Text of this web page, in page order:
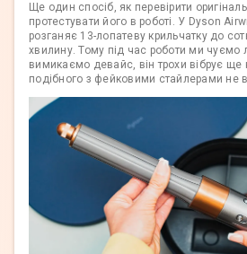
Ще один спосіб, як перевірити
протестувати його в роботі. У Dyson
розганяє 13-лопатеву крильчатку до
хвилину. Тому під час роботи ми чуємо
вимикаємо девайс, він трохи вібрує ще
подібного з фейковими стайлерами не